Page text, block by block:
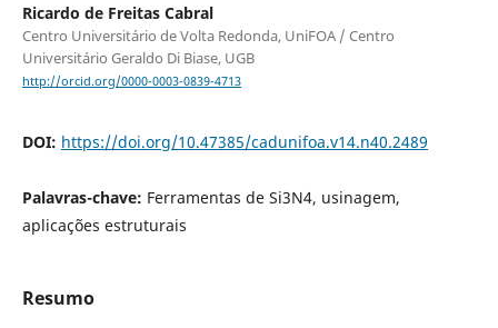
Ricardo de Freitas Cabral
Centro Universitário de Volta Redonda, UniFOA / Centro
Universitário Geraldo Di Biase, UGB
http://orcid.org/0000-0003-0839-4713
DOI: https://doi.org/10.47385/cadunifoa.v14.n40.2489
Palavras-chave: Ferramentas de Si3N4, usinagem,
aplicações estruturais
Resumo